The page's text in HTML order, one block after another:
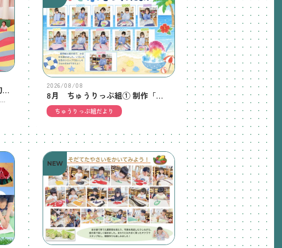
8月 たんぽぽ組① みんなで初めてのパラバルーン！
先日の運動遊びで、初めてパラバルーンで遊びました🎈バルーンを持って揺らしたり、ふわっと膨らむ様子を見たりと、興味津々の子ども達😄大きく動くバルーンに「わぁ！」と笑顔を見せながら、友達と一緒に楽しい時間を過ごしました♩
2026/08/08
8月 ちゅうりっぷ組① 制作「かき氷をつくったよ!」
ちゅうりっぷ組だより
NEW